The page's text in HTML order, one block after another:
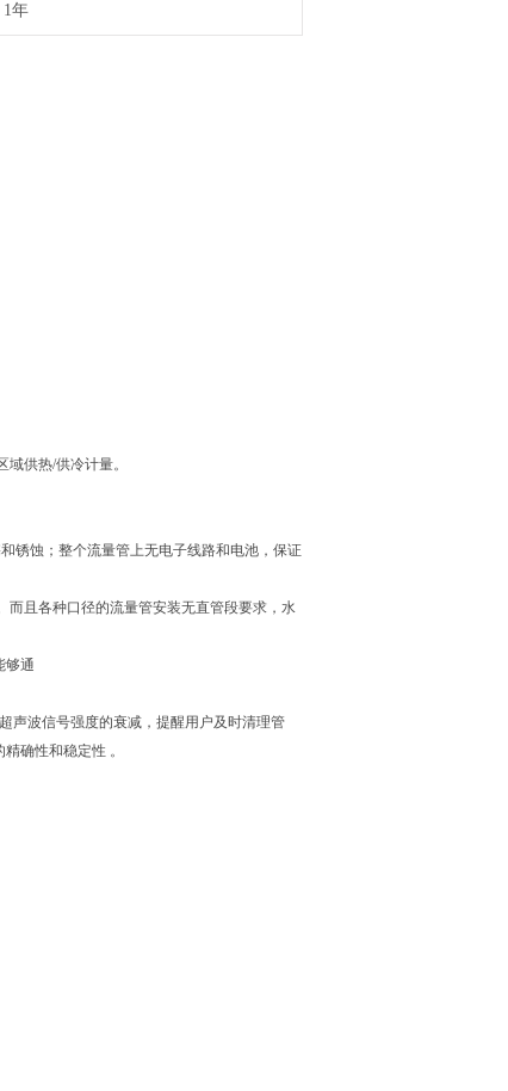
1年
域供热/供冷计量。
锈蚀 ；整个流量管上无电子线路和电池，保证
而且 各种口径的流量管安装无直管段要求，水
够通
声波信号强度的衰减，提醒用户及时清理管
确性和稳定性 。